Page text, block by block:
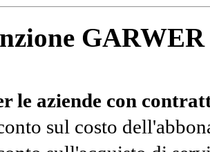
le aziende con
sul costo